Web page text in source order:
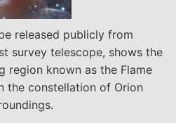
released publicly from
survey telescope, shows the
region known as the Flame
the constellation of Orion